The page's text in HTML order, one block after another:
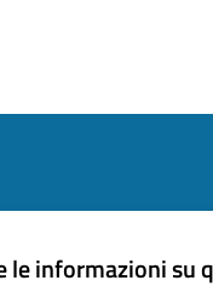
le informazioni su